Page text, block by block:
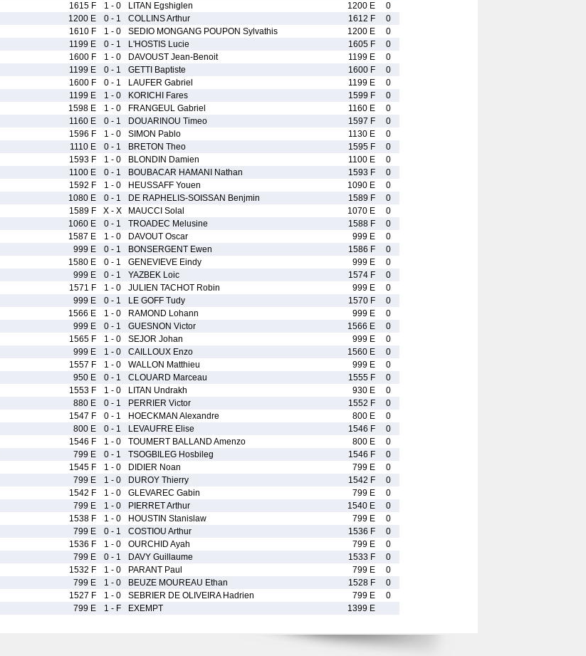
1615 F 1 - 0 LITAN Egshiglen 1200 E
0
1200 E 0 - 1 COLLINS Arthur 1612 F
0
1610 F 1 - 0 SEDIO MONGANG POUPON Sylvathis 1200 E
0
1199 E 0 - 1 L'HOSTIS Lucie 1605 F
0
1600 F 1 - 0 DAVOUST Jean-Benoit 1199 E
0
1199 E 0 - 1 GETTI Baptiste 1600 F
0
1600 F 0 - 1 LAUFER Gabriel 1199 E
0
1199 E 1 - 0 KORICHI Fares 1599 F
0
1598 E 1 - 0 FRANGEUL Gabriel 1160 E
0
1160 E 0 - 1 DOUARINOU Timeo 1597 F
0
1596 F 1 - 0 SIMON Pablo 1130 E
0
1110 E 0 - 1 BRETON Theo 1595 F
0
1593 F 1 - 0 BLONDIN Damien 1100 E
0
1100 E 0 - 1 BOUBACAR HAMANI Nathan 1593 F
0
1592 F 1 - 0 HEUSSAFF Youen 1090 E
0
1080 E 0 - 1 DE RAPHELIS-SOISSAN Benjmin 1589 F
0
1589 F X - X MAUCCI Solal 1070 E
0
1060 E 0 - 1 TROADEC Melusine 1588 F
0
1587 E 1 - 0 DAVOUT Oscar 999 E
0
999 E 0 - 1 BONSERGENT Ewen 1586 F
0
1580 E 0 - 1 GENEVIEVE Eindy 999 E
0
999 E 0 - 1 YAZBEK Loic 1574 F
0
1571 F 1 - 0 JULIEN TACHOT Robin 999 E
0
999 E 0 - 1 LE GOFF Tudy 1570 F
0
1566 E 1 - 0 RAMOND Lohann 999 E
0
999 E 0 - 1 GUESNON Victor 1566 E
0
1565 F 1 - 0 SEJOR Johan 999 E
0
999 E 1 - 0 CAILLOUX Enzo 1560 E
0
1557 F 1 - 0 WALLON Matthieu 999 E
0
950 E 0 - 1 CLOUARD Marceau 1555 F
0
1553 F 1 - 0 LITAN Undrakh 930 E
0
880 E 0 - 1 PERRIER Victor 1552 F
0
1547 F 0 - 1 HOECKMAN Alexandre 800 E
0
800 E 0 - 1 LEVAUFRE Elise 1546 F
0
1546 F 1 - 0 TOUMERT BALLAND Amenzo 800 E
0
799 E 0 - 1 TSOGBILEG Hosbileg 1546 F
0
1545 F 1 - 0 DIDIER Noan 799 E
0
799 E 1 - 0 DUROY Thierry 1542 F
0
1542 F 1 - 0 GLEVAREC Gabin 799 E
0
799 E 1 - 0 PIERRET Arthur 1540 E
0
1538 F 1 - 0 HOUSTIN Stanislaw 799 E
0
799 E 0 - 1 COSTIOU Arthur 1536 F
0
1536 F 1 - 0 OURCHID Ayah 799 E
0
799 E 0 - 1 DAVY Guillaume 1533 F
0
1532 F 1 - 0 PARANT Paul 799 E
0
799 E 1 - 0 BEUZE MOUREAU Ethan 1528 F
0
1527 F 1 - 0 SEBRIER DE OLIVEIRA Hadrien 799 E
0
799 E 1 - F EXEMPT 1399 E